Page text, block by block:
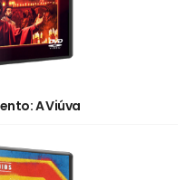
A Viúva